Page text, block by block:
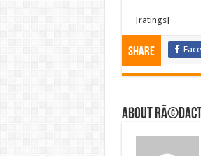
[ratings]
Share
About